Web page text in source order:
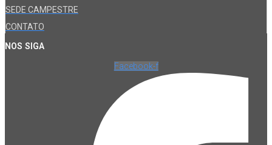
SEDE CAMPESTRE
CONTATO
NOS SIGA
Facebook-f